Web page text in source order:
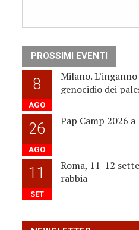
PROSSIMI EVENTI
8
AGO
Milano.
genocidio dei
26
AGO
Pap Camp 2026
11
SET
Roma, 11-12
rabbia